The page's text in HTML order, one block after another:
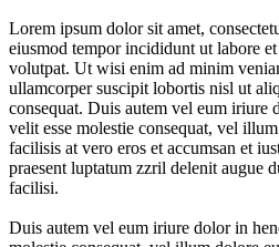
Lorem ipsum dolor sit amet,
eiusmod tempor incididunt ut labore
volutpat. Ut wisi enim ad minim
ullamcorper suscipit lobortis nisl ut
consequat. Duis autem vel eum iriure
velit esse molestie consequat, vel
facilisis at vero eros et accumsan et
praesent luptatum zzril delenit augue
facilisi.
Duis autem vel eum iriure dolor in